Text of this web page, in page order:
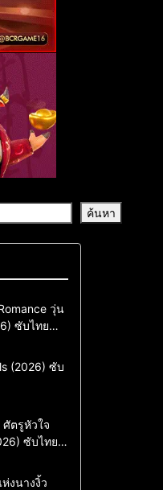
ค้นหา
ซีรี่ย์เกาหลีวุ่น
ซับไทย
Comedy
(2026) ซับ
ซีรี่ย์เกาหลี
ศัตรูหัวใจ
ซับไทย
งนางงิ้ว